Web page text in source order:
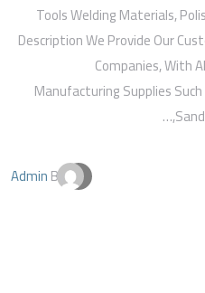
Tools Welding Materials,
Description We Provide Our
Companies, With
Manufacturing Supplies
By
Admin